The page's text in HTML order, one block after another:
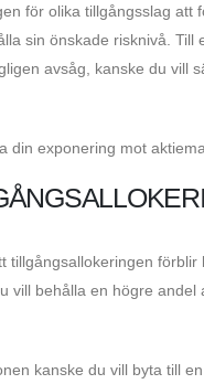
för olika tillgångsslag
sin önskade risknivå.
avsåg, kanske du vill
din exponering mot
tillgångsallokeringen
vill behålla en högre
kanske du vill byta till